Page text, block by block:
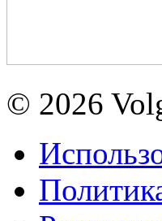
© 2026